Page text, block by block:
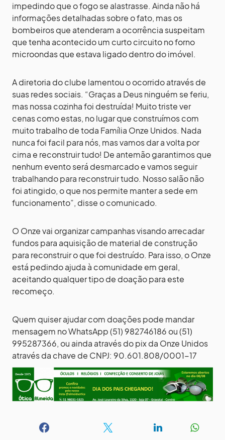
impedindo que o fogo se alastrasse. Ainda não há
informações detalhadas sobre o fato, mas os
bombeiros que atenderam a ocorrência suspeitam
que tenha acontecido um curto circuito no forno
microondas que estava ligado dentro do imóvel.
A diretoria do clube lamentou o ocorrido através de
suas redes sociais. “Graças a Deus ninguém se feriu,
mas nossa cozinha foi destruída! Muito triste ver
cenas como estas, no lugar que construímos com
muito trabalho de toda Família Onze Unidos. Nada
nunca foi facil para nós, mas vamos dar a volta por
cima e reconstruir tudo! De antemão garantimos que
nenhum evento será desmarcado e vamos seguir
trabalhando para reconstruir tudo. Nosso salão não
foi atingido, o que nos permite manter a sede em
funcionamento”, disse o comunicado.
O Onze vai organizar campanhas visando arrecadar
fundos para aquisição de material de construção
para reconstruir o que foi destruído. Para isso, o Onze
está pedindo ajuda à comunidade em geral,
aceitando qualquer tipo de doação para este
recomeço.
Quem quiser ajudar com doações pode mandar
mensagem no WhatsApp (51) 982746186 ou (51)
995287366, ou ainda através do pix da Onze Unidos
através da chave de CNPJ: 90.601.808/0001-17